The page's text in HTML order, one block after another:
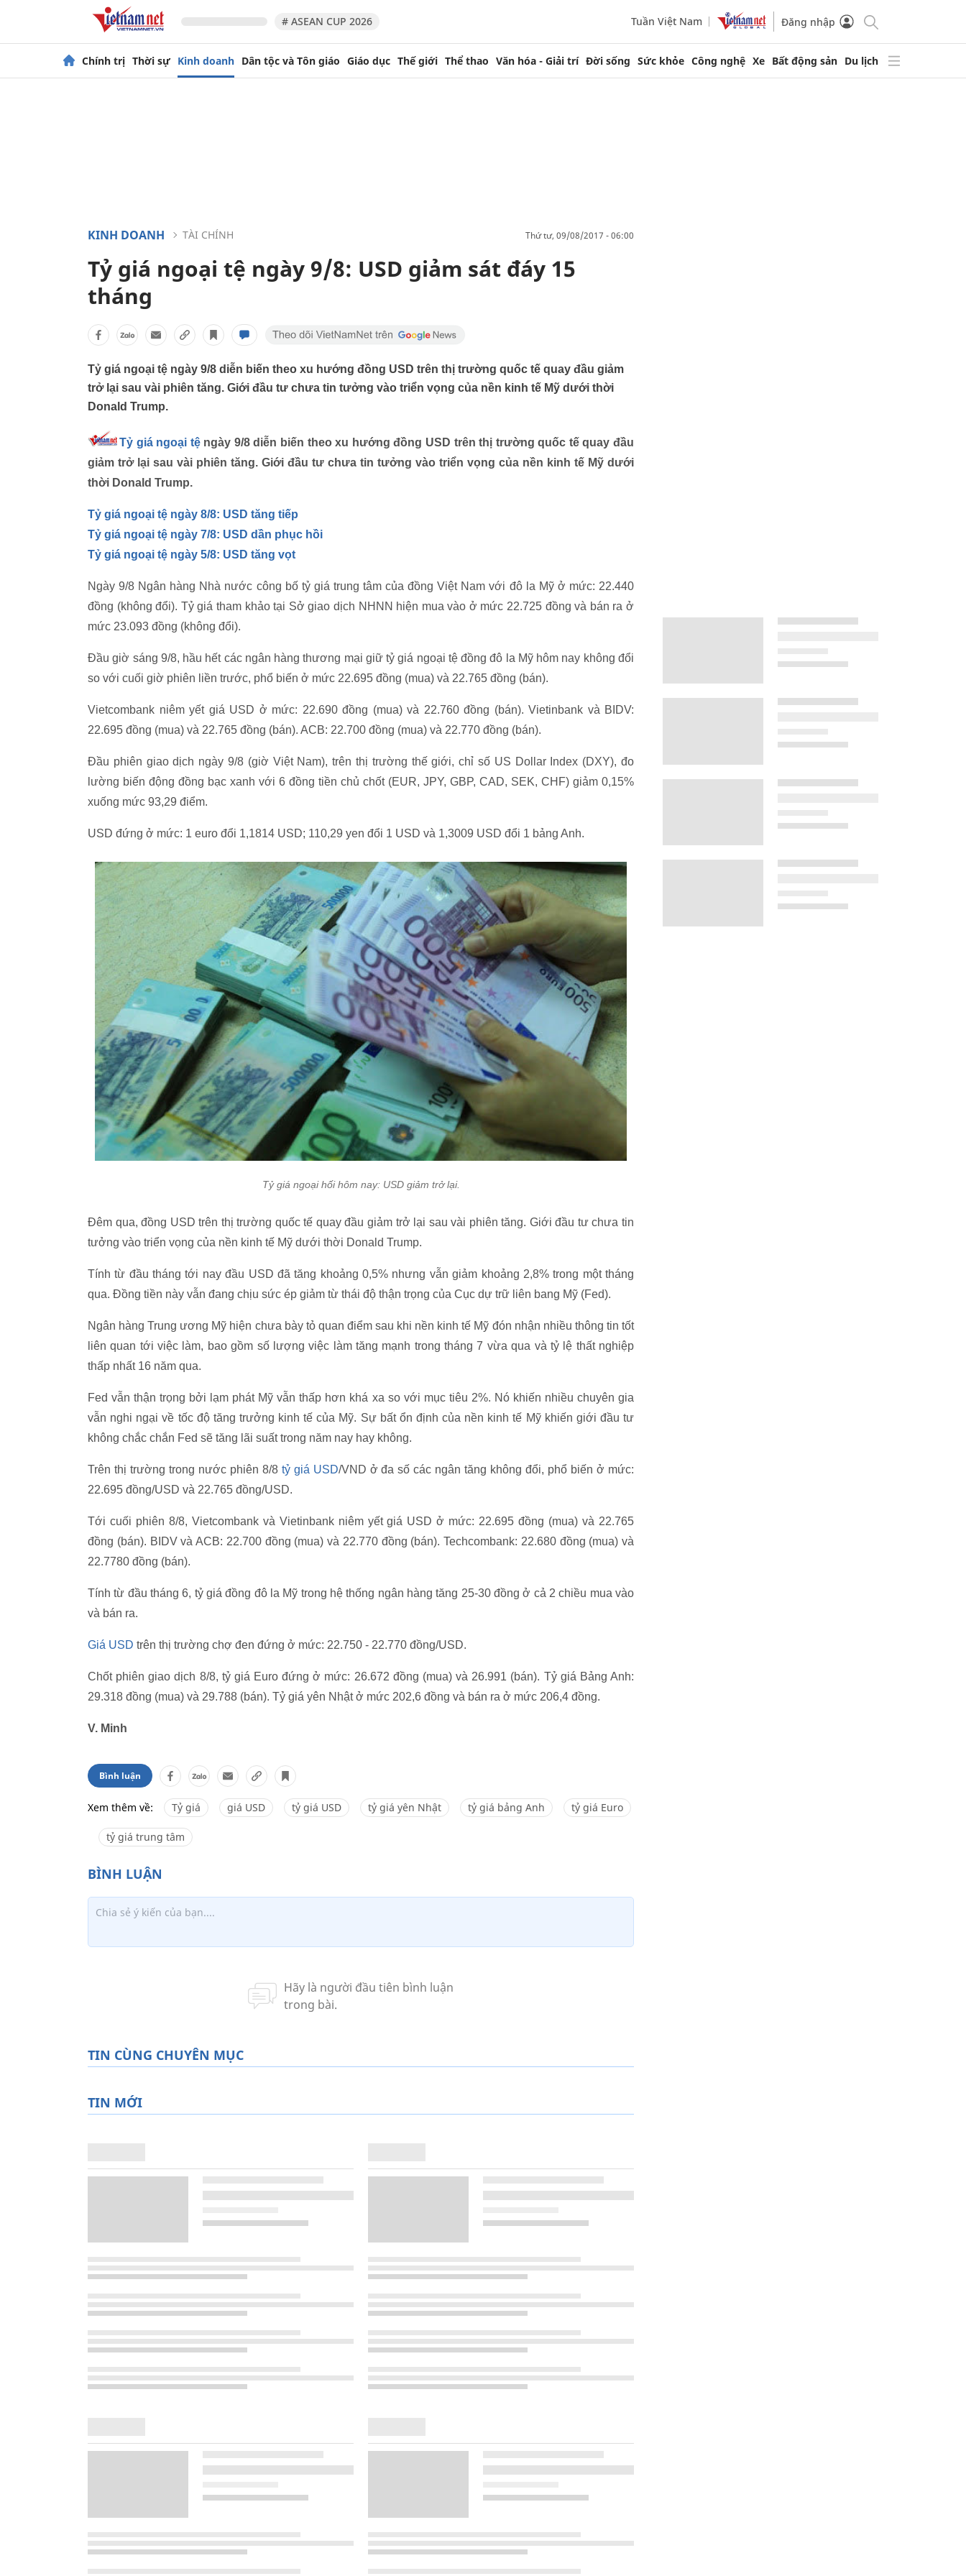
# ASEAN CUP 2026 Tuần Việt Nam Đăng nhập
Chính trị Thời sự Kinh doanh Dân tộc và Tôn giáo Giáo dục Thế giới Thể thao Văn hóa - Giải trí Đời sống Sức khỏe Công nghệ Xe Bất động sản Du lịch
KINH DOANH TÀI CHÍNH thứ tư, 09/08/2017 - 06:00
Tỷ giá ngoại tệ ngày 9/8: USD giảm sát đáy 15
tháng
Tỷ giá ngoại tệ ngày 9/8 diễn biến theo xu hướng đồng USD trên thị trường quốc tế quay đầu giảm
trở lại sau vài phiên tăng. Giới đầu tư chưa tin tưởng vào triển vọng của nền kinh tế Mỹ dưới thời
Donald Trump.
Tỷ giá ngoại tệngày 9/8 diễn biến theo xu hướng đồng USD trên thị trường quốc tế quay đầu
giảm trở lại sau vài phiên tăng. Giới đầu tư chưa tin tưởng vào triển vọng của nền kinh tế Mỹ dưới
thời Donald Trump.
Tỷ giá ngoại tệ ngày 8/8: USD tăng tiếp
Tỷ giá ngoại tệ ngày 7/8: USD dần phục hồi
Tỷ giá ngoại tệ ngày 5/8: USD tăng vọt
Ngày 9/8 Ngân hàng Nhà nước công bố tỷ giá trung tâm của đồng Việt Nam với đô la Mỹ ở mức: 22.440
đồng (không đổi). Tỷ giá tham khảo tại Sở giao dịch NHNN hiện mua vào ở mức 22.725 đồng và bán ra ở
mức 23.093 đồng (không đổi).
Đầu giờ sáng 9/8, hầu hết các ngân hàng thương mại giữ tỷ giá ngoại tệ đồng đô la Mỹ hôm nay không đổi
so với cuối giờ phiên liền trước, phổ biến ở mức 22.695 đồng (mua) và 22.765 đồng (bán).
Vietcombank niêm yết giá USD ở mức: 22.690 đồng (mua) và 22.760 đồng (bán). Vietinbank và BIDV:
22.695 đồng (mua) và 22.765 đồng (bán). ACB: 22.700 đồng (mua) và 22.770 đồng (bán).
Đầu phiên giao dịch ngày 9/8 (giờ Việt Nam), trên thị trường thế giới, chỉ số US Dollar Index (DXY), đo
lường biến động đồng bạc xanh với 6 đồng tiền chủ chốt (EUR, JPY, GBP, CAD, SEK, CHF) giảm 0,15%
xuống mức 93,29 điểm.
USD đứng ở mức: 1 euro đổi 1,1814 USD; 110,29 yen đổi 1 USD và 1,3009 USD đổi 1 bảng Anh.
Tỷ giá ngoại hối hôm nay: USD giảm trở lại.
Đêm qua, đồng USD trên thị trường quốc tế quay đầu giảm trở lại sau vài phiên tăng. Giới đầu tư chưa tin
tưởng vào triển vọng của nền kinh tế Mỹ dưới thời Donald Trump.
Tính từ đầu tháng tới nay đầu USD đã tăng khoảng 0,5% nhưng vẫn giảm khoảng 2,8% trong một tháng
qua. Đồng tiền này vẫn đang chịu sức ép giảm từ thái độ thận trọng của Cục dự trữ liên bang Mỹ (Fed).
Ngân hàng Trung ương Mỹ hiện chưa bày tỏ quan điểm sau khi nền kinh tế Mỹ đón nhận nhiều thông tin tốt
liên quan tới việc làm, bao gồm số lượng việc làm tăng mạnh trong tháng 7 vừa qua và tỷ lệ thất nghiệp
thấp nhất 16 năm qua.
Fed vẫn thận trọng bởi lạm phát Mỹ vẫn thấp hơn khá xa so với mục tiêu 2%. Nó khiến nhiều chuyên gia
vẫn nghi ngại về tốc độ tăng trưởng kinh tế của Mỹ. Sự bất ổn định của nền kinh tế Mỹ khiến giới đầu tư
không chắc chắn Fed sẽ tăng lãi suất trong năm nay hay không.
Trên thị trường trong nước phiên 8/8 tỷ giá USD/VND ở đa số các ngân tăng không đổi, phổ biến ở mức:
22.695 đồng/USD và 22.765 đồng/USD.
Tới cuối phiên 8/8, Vietcombank và Vietinbank niêm yết giá USD ở mức: 22.695 đồng (mua) và 22.765
đồng (bán). BIDV và ACB: 22.700 đồng (mua) và 22.770 đồng (bán). Techcombank: 22.680 đồng (mua) và
22.7780 đồng (bán).
Tính từ đầu tháng 6, tỷ giá đồng đô la Mỹ trong hệ thống ngân hàng tăng 25-30 đồng ở cả 2 chiều mua vào
và bán ra.
Giá USD trên thị trường chợ đen đứng ở mức: 22.750 - 22.770 đồng/USD.
Chốt phiên giao dịch 8/8, tỷ giá Euro đứng ở mức: 26.672 đồng (mua) và 26.991 (bán). Tỷ giá Bảng Anh:
29.318 đồng (mua) và 29.788 (bán). Tỷ giá yên Nhật ở mức 202,6 đồng và bán ra ở mức 206,4 đồng.
V. Minh
Bình luận
Xem thêm về: Tỷ giá giá USD tỷ giá USD tỷ giá yên Nhật tỷ giá bảng Anh tỷ giá Euro
tỷ giá trung tâm
TIN CÙNG CHUYÊN MỤC
TIN MỚI